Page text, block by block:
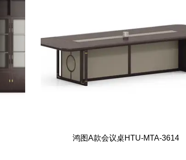
鸿图A款会议桌HTU-MTA-3614